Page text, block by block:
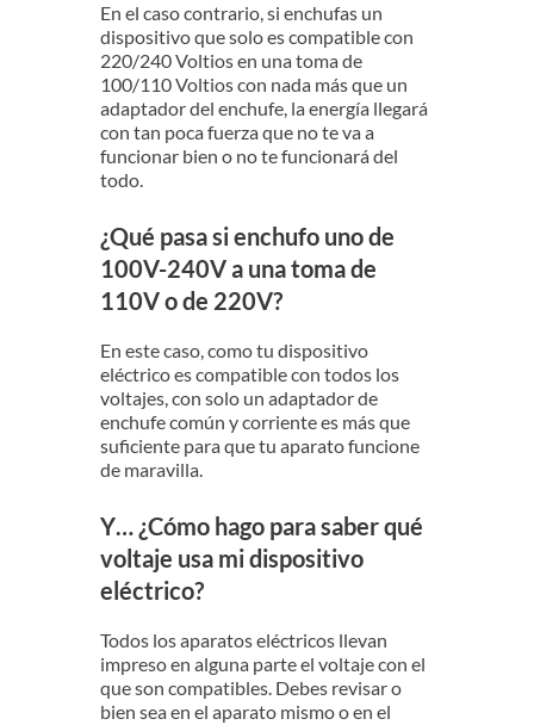
En el caso contrario, si enchufas un
dispositivo que solo es compatible con
220/240 Voltios en una toma de
100/110 Voltios con nada más que un
adaptador del enchufe, la energía llegará
con tan poca fuerza que no te va a
funcionar bien o no te funcionará del
todo.
¿Qué pasa si enchufo uno de
100V-240V a una toma de
110V o de 220V?
En este caso, como tu dispositivo
eléctrico es compatible con todos los
voltajes, con solo un adaptador de
enchufe común y corriente es más que
suficiente para que tu aparato funcione
de maravilla.
Y… ¿Cómo hago para saber qué
voltaje usa mi dispositivo
eléctrico?
Todos los aparatos eléctricos llevan
impreso en alguna parte el voltaje con el
que son compatibles. Debes revisar o
bien sea en el aparato mismo o en el